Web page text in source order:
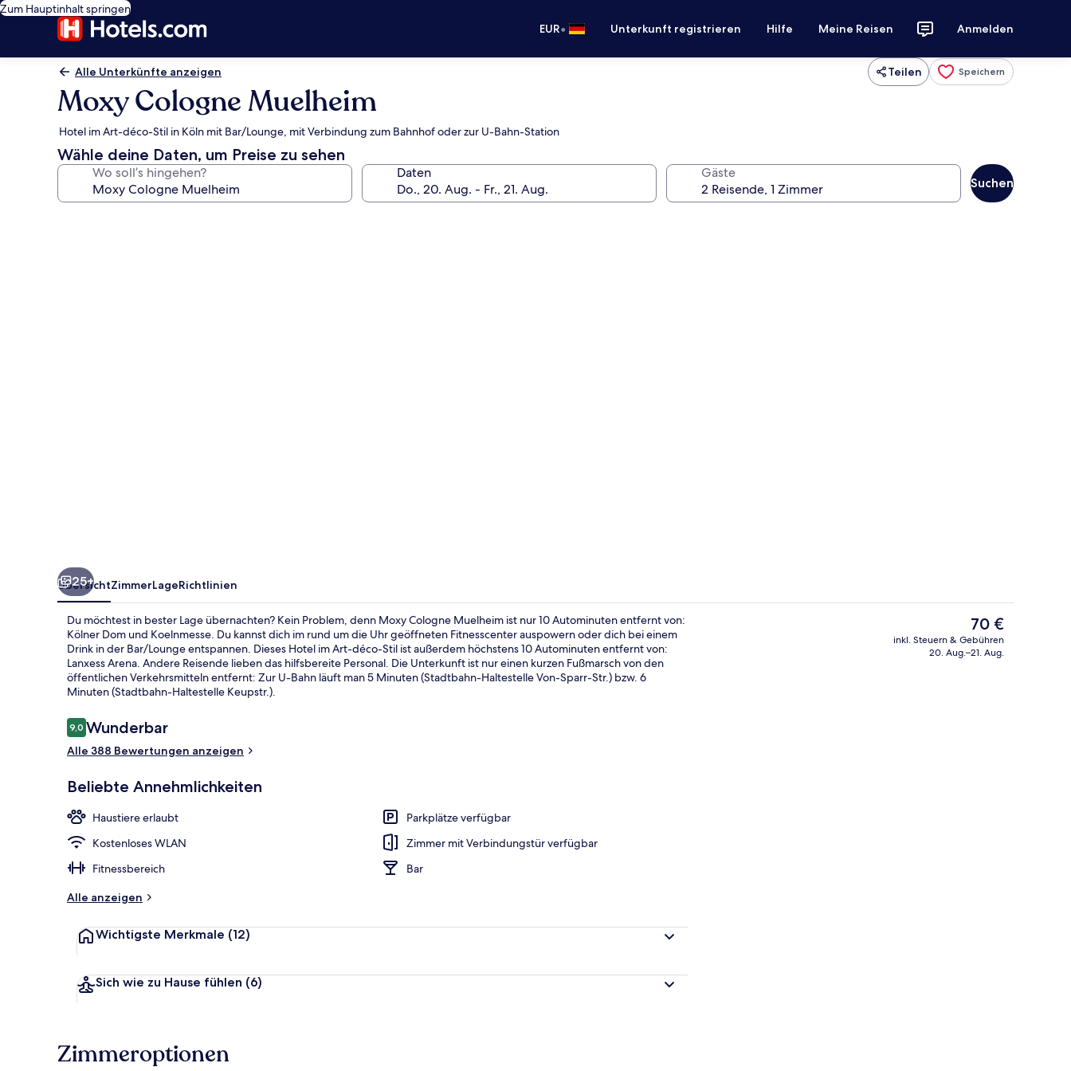
Zum Hauptinhalt springen
EUR• Unterkunft registrieren Hilfe Meine Reisen Anmelden
Alle Unterkünfte anzeigen Teilen Speichern
Moxy Cologne Muelheim
Hotel im Art-déco-Stil in Köln mit Bar/Lounge, mit Verbindung zum Bahnhof oder zur U-Bahn-Station
Wähle deine Daten, um Preise zu sehen
Wo soll’s hingehen? Daten Gäste
Suchen
Rezeption Standardzimmer, 1 Queen-Bett |
25+
ÜbersichtZimmerLageRichtlinien
Du möchtest in bester Lage übernachten? Kein Problem, denn Moxy Cologne Muelheim ist nur 10 Autominuten entfernt von:
Kölner Dom und Koelnmesse. Du kannst dich im rund um die Uhr geöffneten Fitnesscenter auspowern oder dich bei einem
Drink in der Bar/Lounge entspannen. Dieses Hotel im Art-déco-Stil ist außerdem höchstens 10 Autominuten entfernt von:
Lanxess Arena. Andere Reisende lieben das hilfsbereite Personal. Die Unterkunft ist nur einen kurzen Fußmarsch von den
öffentlichen Verkehrsmitteln entfernt: Zur U-Bahn läuft man 5 Minuten (Stadtbahn-Haltestelle Von-Sparr-Str.) bzw. 6
Minuten (Stadtbahn-Haltestelle Keupstr.).
Bewertungen
9,09,0 von 10.
Wunderbar
Alle 388 Bewertungen anzeigen
Beliebte Annehmlichkeiten
Haustiere erlaubt
Parkplätze verfügbar
Kostenloses WLAN
Zimmer mit Verbindungstür verfügbar
Fitnessbereich
Bar
Alle anzeigen
Wichtigste Merkmale (12)
Sich wie zu Hause fühlen (6)
Der
aktuelle
Preis
70 €
inkl. Steuern & Gebühren
20. Aug.–21. Aug.
Zimmeroptionen